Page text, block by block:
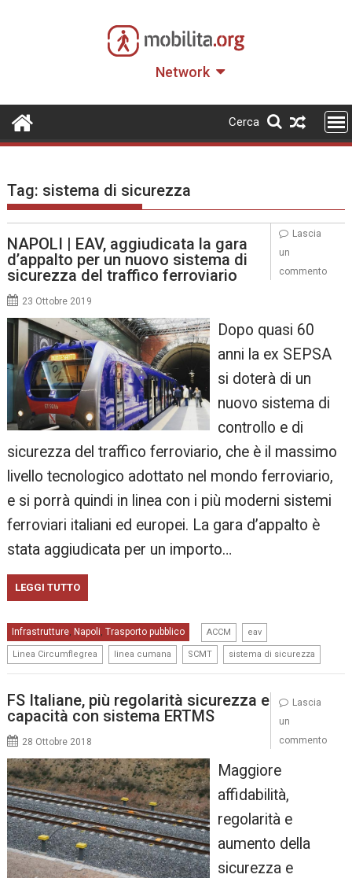
Network
Cerca
Tag: sistema di sicurezza
NAPOLI | EAV, aggiudicata la gara
d’appalto per un nuovo sistema di
sicurezza del traffico ferroviario
23 Ottobre 2019
Dopo quasi 60
anni la ex SEPSA
si doterà di un
nuovo sistema di
controllo e di
sicurezza del traffico ferroviario, che è il massimo
livello tecnologico adottato nel mondo ferroviario,
e si porrà quindi in linea con i più moderni sistemi
ferroviari italiani ed europei. La gara d’appalto è
stata aggiudicata per un importo…
LEGGI TUTTO
Infrastrutture, Napoli, Trasporto pubblico ACCM eav
Linea Circumflegrea linea cumana SCMT sistema di sicurezza
Lascia
un
commento
FS Italiane, più regolarità sicurezza e
capacità con sistema ERTMS
28 Ottobre 2018
Maggiore
affidabilità,
regolarità e
aumento della
sicurezza e
Lascia
un
commento